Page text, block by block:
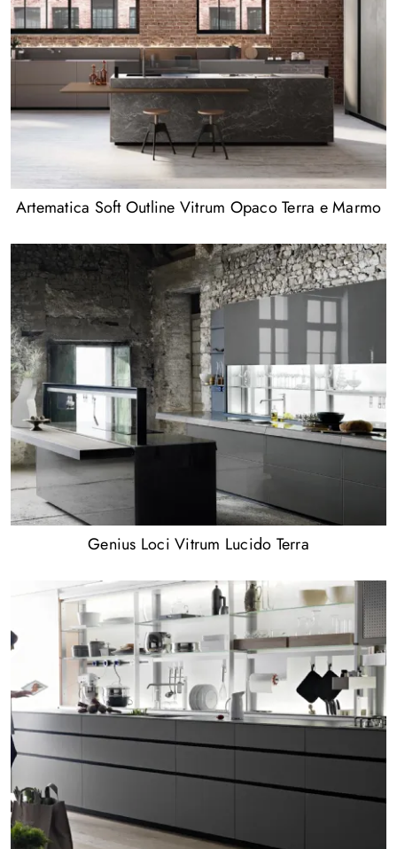
Artematica Soft Outline Vitrum Opaco Terra e Marmo
Genius Loci Vitrum Lucido Terra